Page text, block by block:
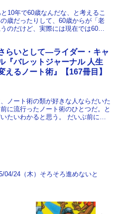
10年で60歳なんだな、と考えるこ
歳だったりして、60歳からが「老
のだけど、実際には現在では60で
らいとして―ライダー・キャ
『バレットジャーナル 人生
えるノート術』【167冊目】
ノート術の類が好きな人ならだいた
に流行ったノート術のひとつだ。と
たいわかると思う。 だいぶ前に一
04/24（木）そろそろ進めないと